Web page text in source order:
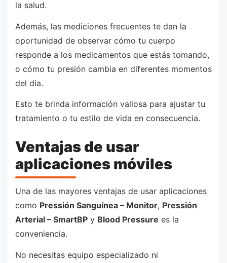
la salud.
Además, las mediciones frecuentes te dan la
oportunidad de observar cómo tu cuerpo
responde a los medicamentos que estás tomando,
o cómo tu presión cambia en diferentes momentos
del día.
Esto te brinda información valiosa para ajustar tu
tratamiento o tu estilo de vida en consecuencia.
Ventajas de usar
aplicaciones móviles
Una de las mayores ventajas de usar aplicaciones
como Pressión Sanguínea – Monitor, Pressión
Arterial – SmartBP y Blood Pressure es la
conveniencia.
No necesitas equipo especializado ni